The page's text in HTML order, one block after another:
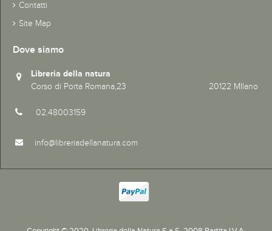
Contatti
Site Map
Dove siamo
Libreria della natura
Corso di Porta Romana,23 20122 MIlano
02.48003159
info@libreriadellanatura.com